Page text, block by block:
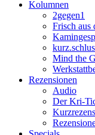
Kolumnen
2gegen1
Frisch aus
Mind the
Rezensionen
Audio
Der Kri-